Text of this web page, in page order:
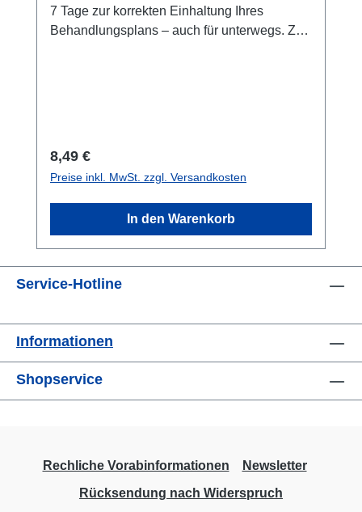
7 Tage zur korrekten Einhaltung Ihres
Behandlungsplans – auch für unterwegs. Zur
Regulärer Preis:
8,49 €
Preise inkl. MwSt. zzgl. Versandkosten
In den Warenkorb
Service-Hotline
Informationen
Shopservice
Rechliche Vorabinformationen
Newsletter
Rücksendung nach Widerspruch